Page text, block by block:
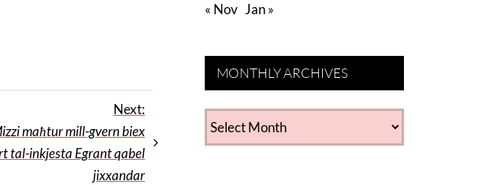
Next:
maħtur mill-gvern biex
tal-inkjesta Egrant qabel
jixxandar
« Nov Jan »
MONTHLY ARCHIVES
MONTHLY
ARCHIVES